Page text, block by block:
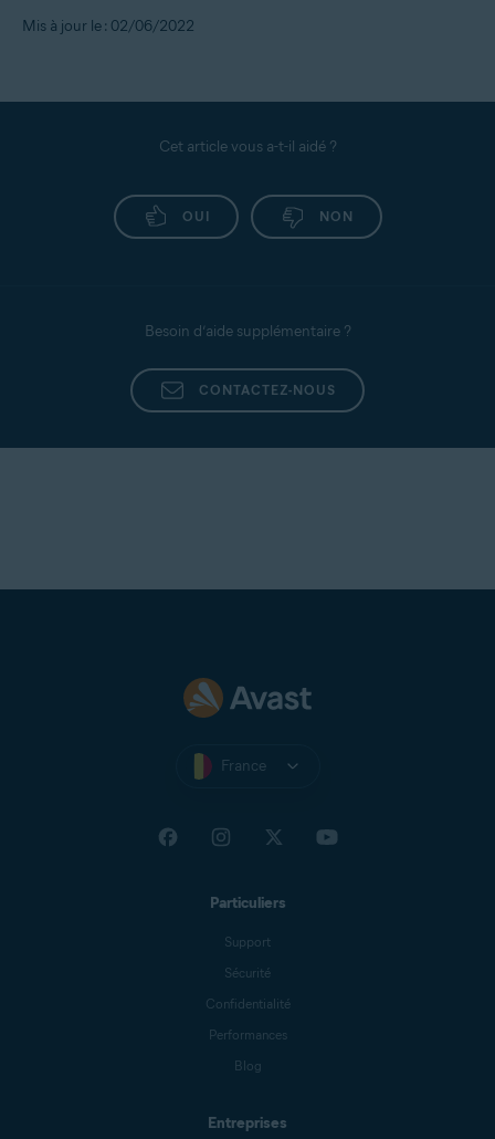
Mis à jour le : 02/06/2022
Cet article vous a-t-il aidé ?
OUI NON
Besoin d’aide supplémentaire ?
CONTACTEZ-NOUS
France
Particuliers
Support
Sécurité
Confidentialité
Performances
Blog
Entreprises